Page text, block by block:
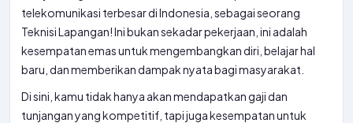
telekomunikasi terbesar di Indonesia, sebagai seorang
Teknisi Lapangan! Ini bukan sekadar pekerjaan, ini adalah
kesempatan emas untuk mengembangkan diri, belajar hal
baru, dan memberikan dampak nyata bagi masyarakat.
Di sini, kamu tidak hanya akan mendapatkan gaji dan
tunjangan yang kompetitif, tapi juga kesempatan untuk